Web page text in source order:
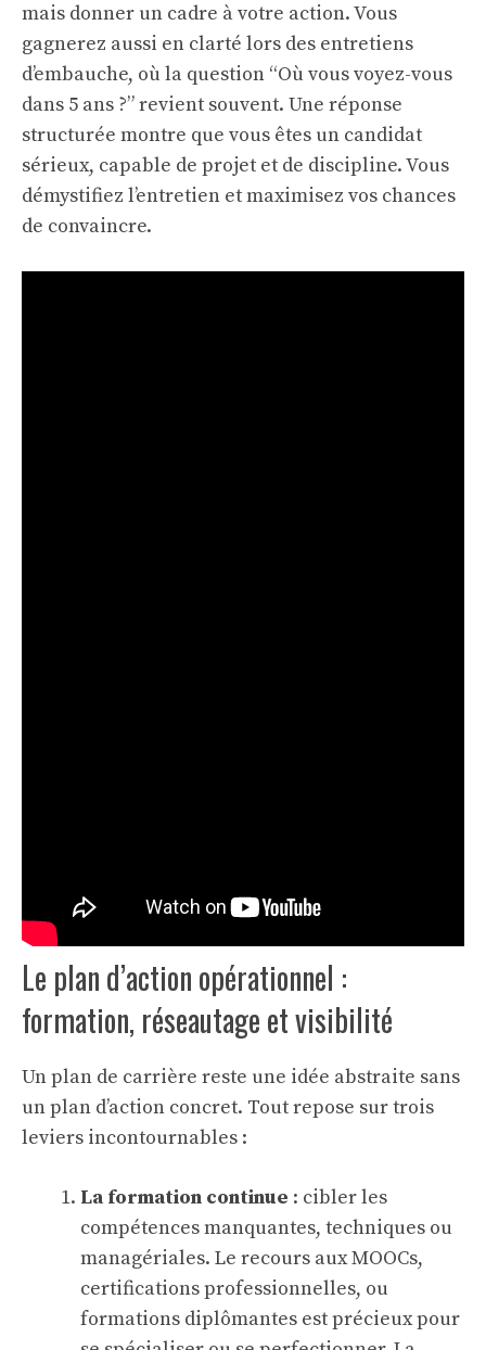
mais donner un cadre à votre action. Vous
gagnerez aussi en clarté lors des entretiens
d’embauche, où la question “Où vous voyez-vous
dans 5 ans ?” revient souvent. Une réponse
structurée montre que vous êtes un candidat
sérieux, capable de projet et de discipline. Vous
démystifiez l’entretien et maximisez vos chances
de convaincre.
Le plan d’action opérationnel :
formation, réseautage et visibilité
Un plan de carrière reste une idée abstraite sans
un plan d’action concret. Tout repose sur trois
leviers incontournables :
La formation continue : cibler les
compétences manquantes, techniques ou
managériales. Le recours aux MOOCs,
certifications professionnelles, ou
formations diplômantes est précieux pour